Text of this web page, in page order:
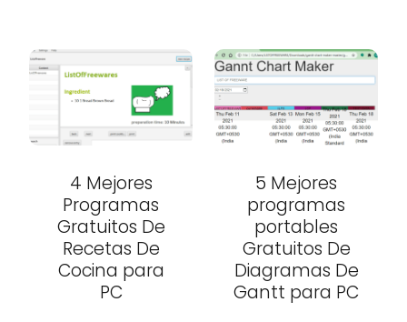
4 Mejores
Programas
Gratuitos De
Recetas De
Cocina para
PC
5 Mejores
programas
portables
Gratuitos De
Diagramas De
Gantt para PC